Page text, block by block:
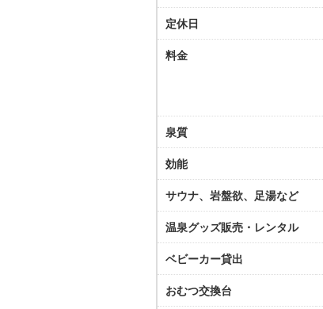
定休日
料金
泉質
効能
サウナ、岩盤欲、足湯など
温泉グッズ販売・レンタル
ベビーカー貸出
おむつ交換台